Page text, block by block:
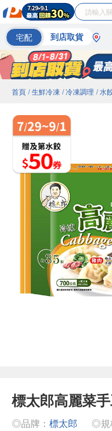
宅配 到店取貨
首頁 / 生鮮冷凍 / 冷凍調理 / 水
標太郎高麗菜
◎品牌： 標太郎 ◎規